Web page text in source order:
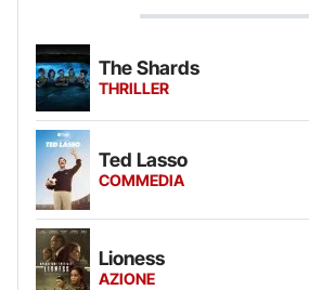
The Shards
THRILLER
Ted Lasso
COMMEDIA
Lioness
AZIONE